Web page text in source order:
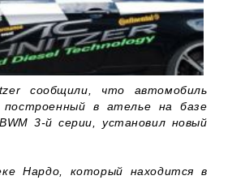
сообщили, что автомобиль
построенный в ателье на базе
3-й серии, установил новый
Нардо, который находится в